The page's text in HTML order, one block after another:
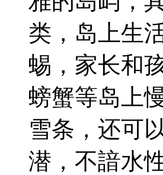
类，岛上生
蜴，家长和
螃蟹等岛上
雪条，还可
潜，不諳水